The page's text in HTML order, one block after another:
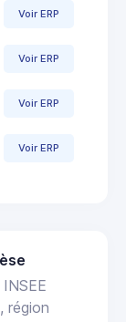
Voir ERP
Voir ERP
Voir ERP
Voir ERP
région